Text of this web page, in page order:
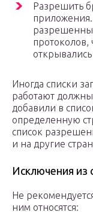
Разрешить
Иногда списки
работают
добавили в
определенную
список
и на другие
Исключения из
Не
ним относятся: